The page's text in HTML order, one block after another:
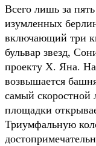
Всего лишь за
изумленных
включающий три
бульвар звезд,
проекту Х. Яна.
возвышается
самый
площадки
Триумфальную